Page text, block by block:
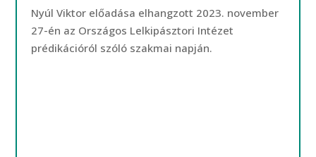
Nyúl Viktor előadása elhangzott 2023. november
27-én az Országos Lelkipásztori Intézet
prédikációról szóló szakmai napján.